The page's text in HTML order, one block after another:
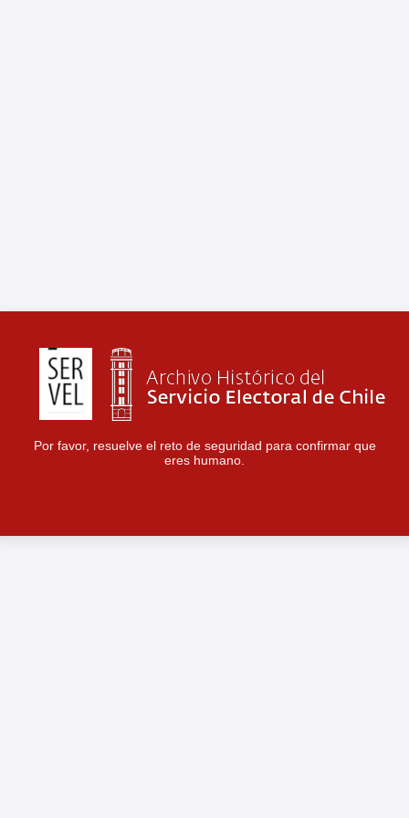
Por favor, resuelve el reto de seguridad para confirmar que
eres humano.